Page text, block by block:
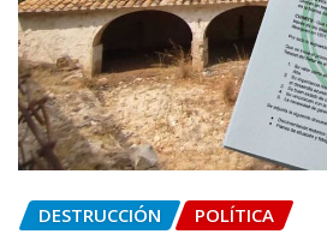
DESTRUCCIÓN POLÍTICA